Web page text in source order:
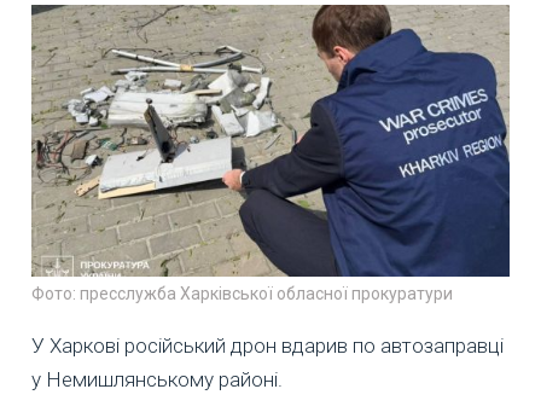
Фото: пресслужба Харківської обласної прокуратури
У Харкові російський дрон вдарив по автозаправці
у Немишлянському районі.